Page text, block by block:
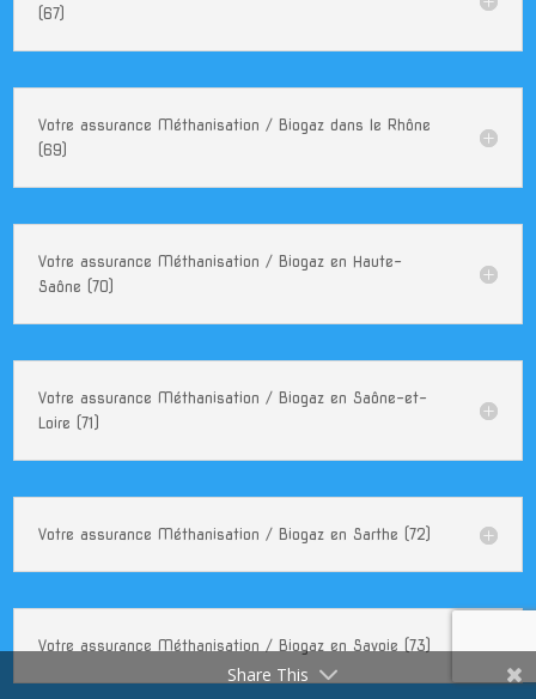
(67)
Votre assurance Méthanisation / Biogaz dans le Rhône
(69)
Votre assurance Méthanisation / Biogaz en Haute-
Saône (70)
Votre assurance Méthanisation / Biogaz en Saône-et-
Loire (71)
Votre assurance Méthanisation / Biogaz en Sarthe (72)
Votre assurance Méthanisation / Biogaz en Savoie (73)
Share This